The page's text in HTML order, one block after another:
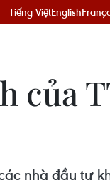
Tiếng ViệtEnglish
của
nhà đầu tư